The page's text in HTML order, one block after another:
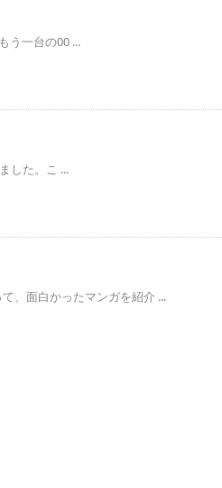
う一台の00 ...
した。こ ...
、面白かったマンガを紹介 ...